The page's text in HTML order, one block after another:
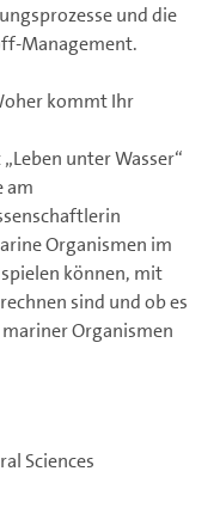
und die
Management.
kommt Ihr
unter Wasser“
am
Organismen im
können, mit
sind und ob es
Organismen
Sciences